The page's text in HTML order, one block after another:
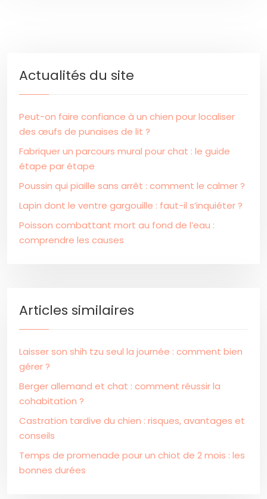
Actualités du site
Peut-on faire confiance à un chien pour localiser
des œufs de punaises de lit ?
Fabriquer un parcours mural pour chat : le guide
étape par étape
Poussin qui piaille sans arrêt : comment le calmer ?
Lapin dont le ventre gargouille : faut-il s’inquiéter ?
Poisson combattant mort au fond de l’eau :
comprendre les causes
Articles similaires
Laisser son shih tzu seul la journée : comment bien
gérer ?
Berger allemand et chat : comment réussir la
cohabitation ?
Castration tardive du chien : risques, avantages et
conseils
Temps de promenade pour un chiot de 2 mois : les
bonnes durées